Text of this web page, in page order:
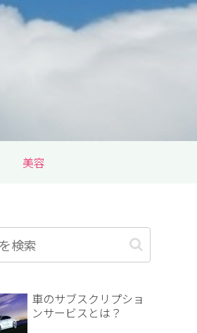
美容
車のサブスクリプショ
ンサービスとは？